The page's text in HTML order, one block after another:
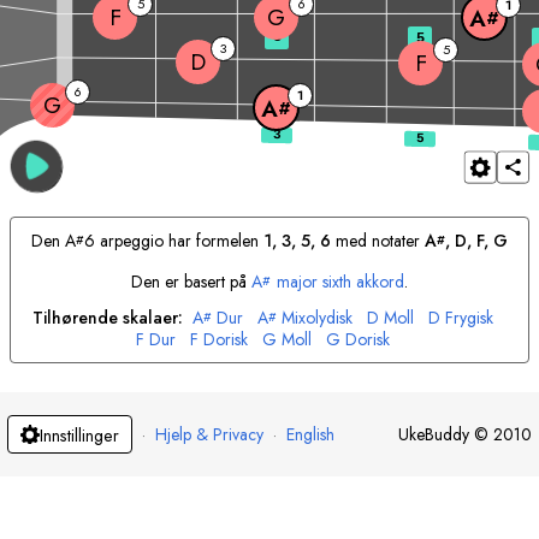
G 6
A# 1
D 3 F 5
F G A# 1
3 5
Den A#6 arpeggio har formelen 1, 3, 5, 6 med notaterA#, D, F, G
Den er basert påA# major sixth akkord.
Tilhørende skalaer: A# Dur A# Mixolydisk D Moll D Frygisk
F Dur F Dorisk G Moll G Dorisk
Innstillinger · Hjelp & Privacy · English UkeBuddy © 2010